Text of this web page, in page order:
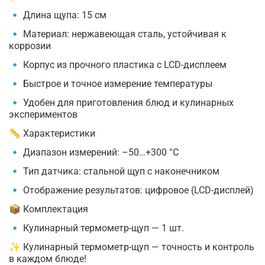
🔹 Длина щупа: 15 см
🔹 Материал: нержавеющая сталь, устойчивая к
коррозии
🔹 Корпус из прочного пластика с LCD-дисплеем
🔹 Быстрое и точное измерение температуры
🔹 Удобен для приготовления блюд и кулинарных
экспериментов
📏 Характеристики
🔹 Диапазон измерений: –50…+300 °C
🔹 Тип датчика: стальной щуп с наконечником
🔹 Отображение результатов: цифровое (LCD-дисплей)
📦 Комплектация
🔹 Кулинарный термометр-щуп — 1 шт.
✨ Кулинарный термометр-щуп — точность и контроль
в каждом блюде!